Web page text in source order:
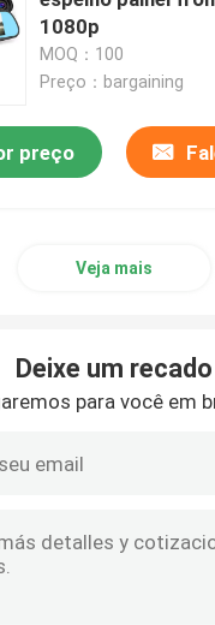
Dash Cam
Full HD 1080P
1080p
MOQ：100
Preço：bargaining
preço
Veja mais
Deixe um recado
para você em